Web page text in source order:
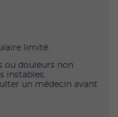
limité.
ou douleurs non
instables.
un médecin avant